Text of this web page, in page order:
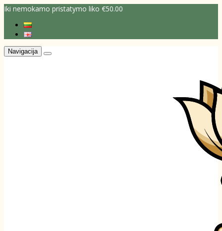
Iki nemokamo pristatymo liko €50.00
Navigacija